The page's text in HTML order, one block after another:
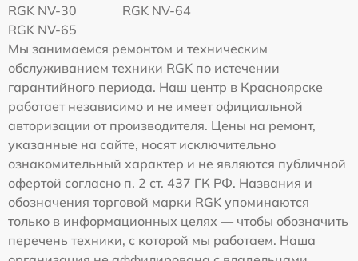
RGK NV-30
RGK NV-64
RGK NV-65
Мы занимаемся ремонтом и техническим
обслуживанием техники RGK по истечении
гарантийного периода. Наш центр в Красноярске
работает независимо и не имеет официальной
авторизации от производителя. Цены на ремонт,
указанные на сайте, носят исключительно
ознакомительный характер и не являются публичной
офертой согласно п. 2 ст. 437 ГК РФ. Названия и
обозначения торговой марки RGK упоминаются
только в информационных целях — чтобы обозначить
перечень техники, с которой мы работаем. Наша